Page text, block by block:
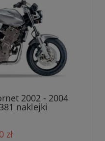
2002 - 2004
naklejki
zł